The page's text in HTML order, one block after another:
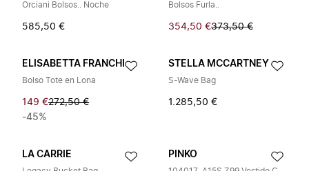
Orciani Bolsos.. Noche
585,50 €
Bolsos Furla..
354,50 €373,50 €
ELISABETTA FRANCHI
Bolso Tote en Lona
149 €272,50 €
-45%
STELLA MCCARTNEY
S-Wave Bag
1.285,50 €
LA CARRIE PINKO